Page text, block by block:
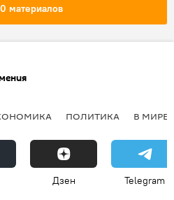
материалов
ПОЛИТИКА В МИРЕ
Дзен Telegram